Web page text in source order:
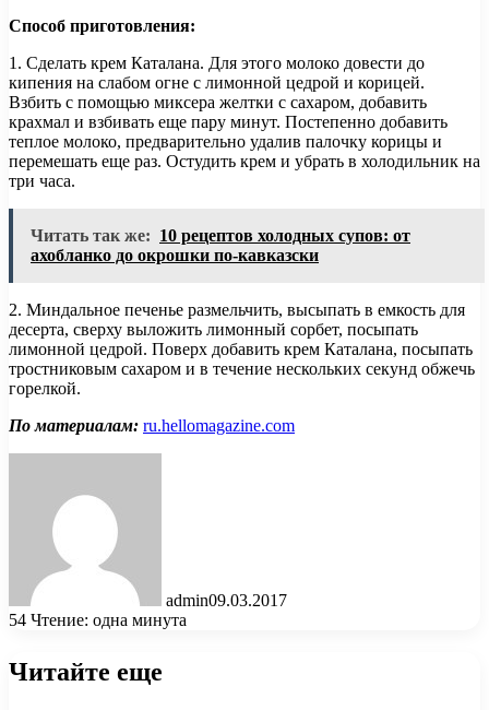
Способ приготовления:
1. Сделать крем Каталана. Для этого молоко довести до
кипения на слабом огне с лимонной цедрой и корицей.
Взбить с помощью миксера желтки с сахаром, добавить
крахмал и взбивать еще пару минут. Постепенно добавить
теплое молоко, предварительно удалив палочку корицы и
перемешать еще раз. Остудить крем и убрать в холодильник на
три часа.
Читать так же: 10 рецептов холодных супов: от
ахобланко до окрошки по-кавказски
2. Миндальное печенье размельчить, высыпать в емкость для
десерта, сверху выложить лимонный сорбет, посыпать
лимонной цедрой. Поверх добавить крем Каталана, посыпать
тростниковым сахаром и в течение нескольких секунд обжечь
горелкой.
По материалам: ru.hellomagazine.com
admin09.03.2017
54 Чтение: одна минута
Читайте еще